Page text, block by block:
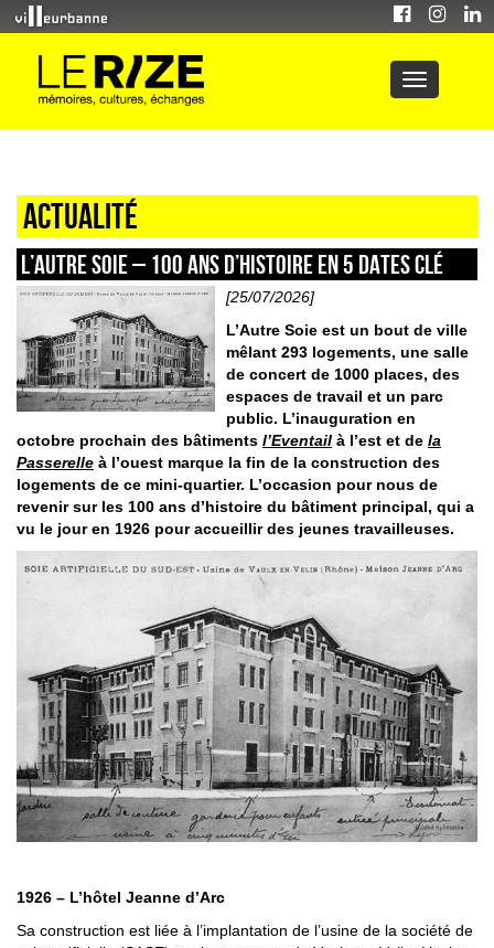
Actualité
L’AUTRE SOIE – 100 ans d’histoire en 5 dates clé
[25/07/2026]
L’Autre Soie est un bout de ville
mêlant 293 logements, une salle
de concert de 1000 places, des
espaces de travail et un parc
public. L’inauguration en
octobre prochain des bâtiments l’Eventail à l’est et de la
Passerelle à l’ouest marque la fin de la construction des
logements de ce mini-quartier. L’occasion pour nous de
revenir sur les 100 ans d’histoire du bâtiment principal, qui a
vu le jour en 1926 pour accueillir des jeunes travailleuses.
1926 – L’hôtel Jeanne d’Arc
Sa construction est liée à l’implantation de l’usine de la société de